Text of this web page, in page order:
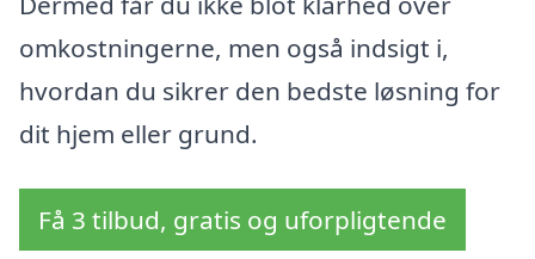
omkostningerne, men også indsigt i,
hvordan du sikrer den bedste løsning for
dit hjem eller grund.
Få 3 tilbud, gratis og uforpligtende